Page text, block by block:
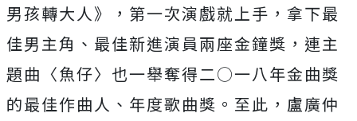
男孩轉大人》，第一次演戲就上手，拿下最
佳男主角、最佳新進演員兩座金鐘獎，連主
題曲〈魚仔〉也一舉奪得二○一八年金曲獎
的最佳作曲人、年度歌曲獎。至此，盧廣仲